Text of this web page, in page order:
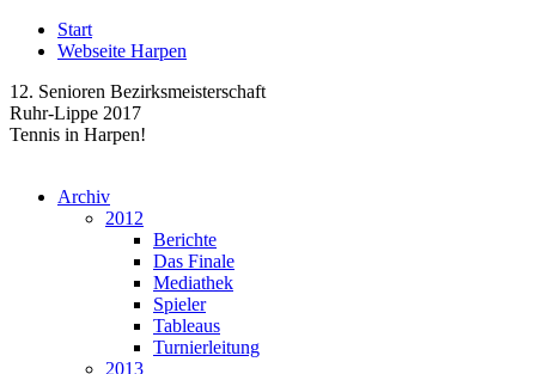
Start
Webseite Harpen
12. Senioren Bezirksmeisterschaft
Ruhr-Lippe 2017
Tennis in Harpen!
Archiv
2012
Berichte
Das Finale
Mediathek
Spieler
Tableaus
Turnierleitung
2013